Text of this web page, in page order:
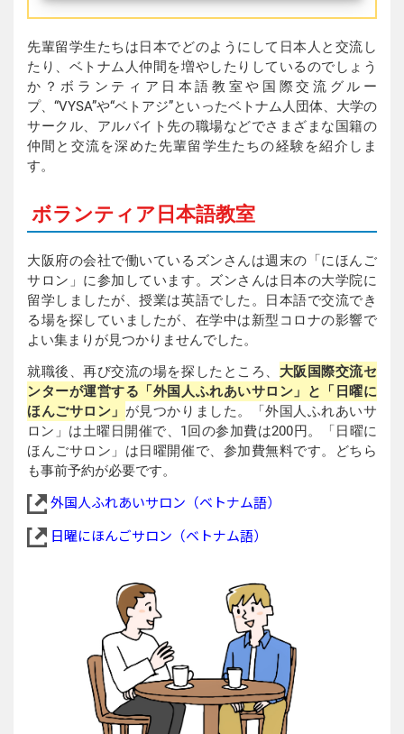
先輩留学生たちは日本でどのようにして日本人と交流し
たり、ベトナム人仲間を増やしたりしているのでしょう
か？ボランティア日本語教室や国際交流グルー
プ、“VYSA”や“ベトアジ”といったベトナム人団体、大学の
サークル、アルバイト先の職場などでさまざまな国籍の
仲間と交流を深めた先輩留学生たちの経験を紹介しま
す。
ボランティア日本語教室
大阪府の会社で働いているズンさんは週末の「にほんご
サロン」に参加しています。ズンさんは日本の大学院に
留学しましたが、授業は英語でした。日本語で交流でき
る場を探していましたが、在学中は新型コロナの影響で
よい集まりが見つかりませんでした。
就職後、再び交流の場を探したところ、 大阪国際交流セ
ンターが運営する「外国人ふれあいサロン」と「日曜に
ほんごサロン」 が見つかりました。「外国人ふれあいサ
ロン」は土曜日開催で、1回の参加費は200円。「日曜に
ほんごサロン」は日曜開催で、参加費無料です。どちら
も事前予約が必要です。
外国人ふれあいサロン（ベトナム語）
日曜にほんごサロン（ベトナム語）